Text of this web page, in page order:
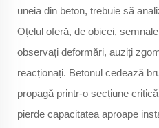
uneia din beton, trebuie să
Oțelul oferă, de obicei,
observați deformări, auziți
reacționați. Betonul cedează
propagă printr-o secțiune
pierde capacitatea aproape